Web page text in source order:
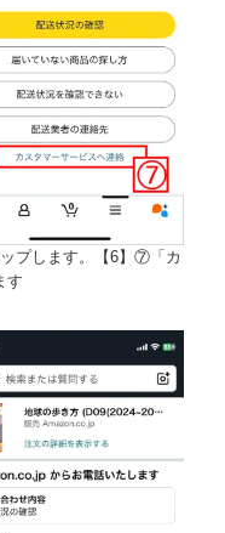
プします。【6】⑦「カ
す